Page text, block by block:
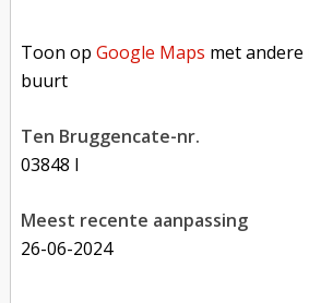
Toon opGoogle Maps met andere
buurt
Ten Bruggencate-nr.
03848 l
Meest recente aanpassing
26-06-2024